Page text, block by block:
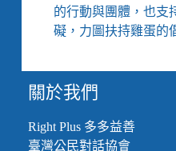
的行動與團體，也支
礙，力圖扶持雞蛋的
關於我們
Right Plus 多多益善
臺灣公民對話協會